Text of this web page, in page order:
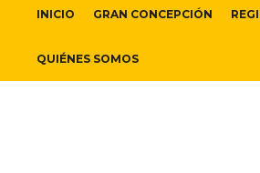
INICIO GRAN CONCEPCIÓN
QUIÉNES SOMOS